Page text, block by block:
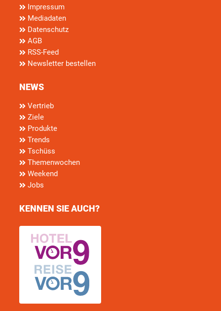
Impressum
Mediadaten
Datenschutz
AGB
RSS-Feed
Newsletter bestellen
NEWS
Vertrieb
Ziele
Produkte
Trends
Tschüss
Themenwochen
Weekend
Jobs
KENNEN SIE AUCH?